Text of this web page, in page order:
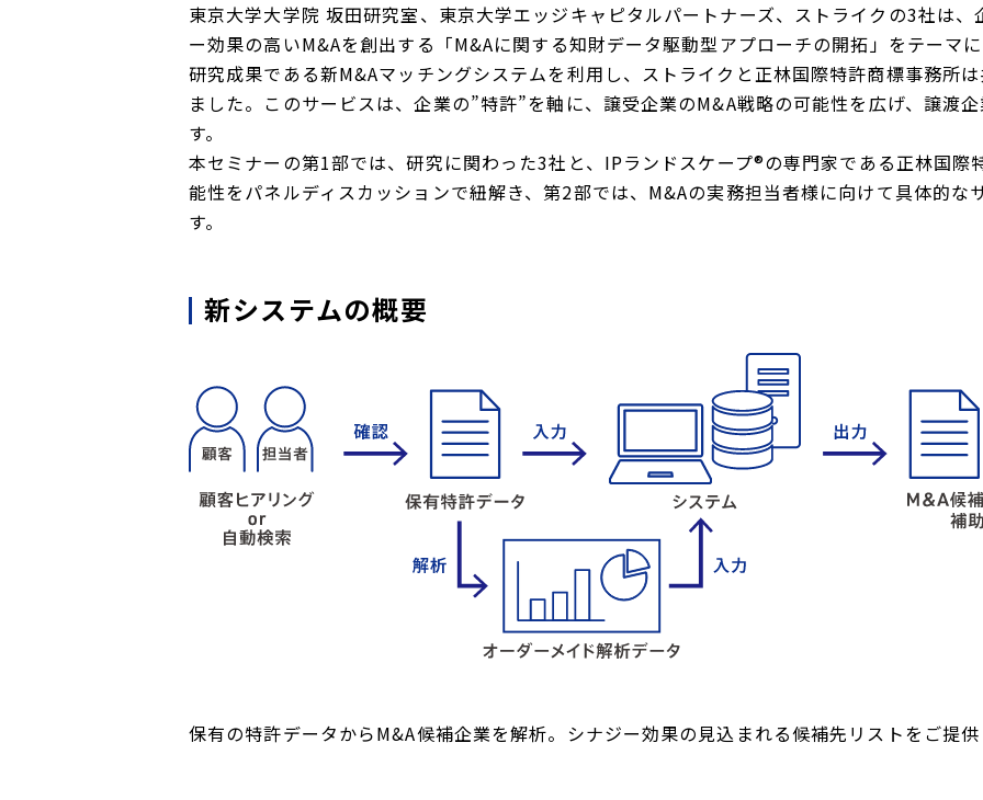
東京大学大学院 坂田研究室、東京大学エッジキャピタルパートナーズ、ストライクの3社は
ー効果の高いM&Aを創出する「M&Aに関する知財データ駆動型アプローチの開拓」をテーマ
研究成果である新M&Aマッチングシステムを利用し、ストライクと正林国際特許商標事務所
ました。このサービスは、企業の”特許”を軸に、譲受企業のM&A戦略の可能性を広げ、譲渡
す。
本セミナーの第1部では、研究に関わった3社と、IPランドスケープ®の専門家である正林国際
能性をパネルディスカッションで紐解き、第2部では、M&Aの実務担当者様に向けて具体的な
す。
新システムの概要
保有の特許データからM&A候補企業を解析。シナジー効果の見込まれる候補先リストをご提